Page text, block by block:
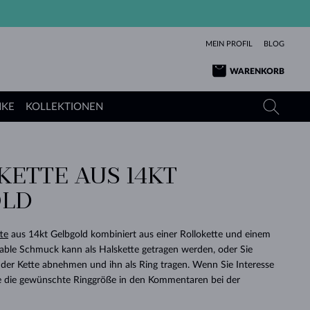
MEIN PROFIL BLOG
WARENKORB
RICHTIGEN
LIEBE
GELBGOLD
ROSÉGOLD
ANGEBOT
TANSANITE
TOPASE
TURMALINE
MOLDAVITE
BABY-OHRRINGE
SCHÖN
TURMALINE
MOLDAVITE
MINERALKETTEN
PERLEN ANHÄNGER
WEISSGOLD
SIMPLEN
DINGE
ARMBÄNDER
PERLEN
SAPHIRE
SMARAGDE
MOLDAVITE
MINERALIEN
HOCHZEITSSCHMUCK
KLENOTA
SCHENKEN
KOLLEKTIONEN
KOLLEKTIONEN
AUS 14KT
aus 14kt Gelbgold kombiniert aus einer Rollokette und einem
Schmuck kann als Halskette getragen werden, oder Sie
Kette abnehmen und ihn als Ring tragen. Wenn Sie Interesse
die gewünschte Ringgröße in den Kommentaren bei der